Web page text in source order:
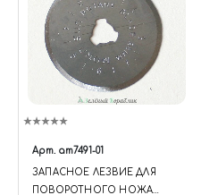
Арт. am7491-01
ЗАПАСНОЕ ЛЕЗВИЕ ДЛЯ
ПОВОРОТНОГО НОЖА